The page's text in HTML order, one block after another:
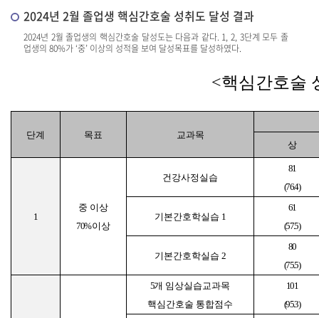
2024년 2월 졸업생 핵심간호술 성취도 달성 결과
2024년 2월 졸업생의 핵심간호술 달성도는 다음과 같다. 1, 2, 3단계 모두 졸
업생의 80%가 ‘중’ 이상의 성적을 보여 달성목표를 달성하였다.
<핵심간호술
단계 목표
교과목
상
1
중 이상
70%이상
건강사정실습
81
(76.4)
기본간호학실습 1
61
(57.5)
기본간호학실습2
80
(75.5)
5개 임상실습교과목
핵심간호술 통합점수
101
(95.3)